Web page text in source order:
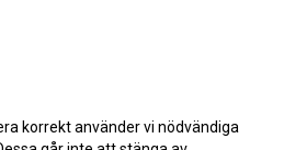
korrekt använder vi nödvändiga